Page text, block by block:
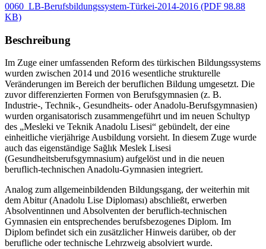
0060_LB-Berufsbildungssystem-Türkei-2014-2016 (PDF 98.88
KB)
Beschreibung
Im Zuge einer umfassenden Reform des türkischen Bildungssystems
wurden zwischen 2014 und 2016 wesentliche strukturelle
Veränderungen im Bereich der beruflichen Bildung umgesetzt. Die
zuvor differenzierten Formen von Berufsgymnasien (z. B.
Industrie-, Technik-, Gesundheits- oder Anadolu-Berufsgymnasien)
wurden organisatorisch zusammengeführt und im neuen Schultyp
des „Mesleki ve Teknik Anadolu Lisesi“ gebündelt, der eine
einheitliche vierjährige Ausbildung vorsieht. In diesem Zuge wurde
auch das eigenständige Sağlık Meslek Lisesi
(Gesundheitsberufsgymnasium) aufgelöst und in die neuen
beruflich-technischen Anadolu-Gymnasien integriert.
Analog zum allgemeinbildenden Bildungsgang, der weiterhin mit
dem Abitur (Anadolu Lise Diploması) abschließt, erwerben
Absolventinnen und Absolventen der beruflich-technischen
Gymnasien ein entsprechendes berufsbezogenes Diplom. Im
Diplom befindet sich ein zusätzlicher Hinweis darüber, ob der
berufliche oder technische Lehrzweig absolviert wurde.